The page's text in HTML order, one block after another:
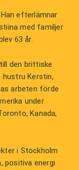
efterlämnar
med familjer
63 år.
den brittiske
hustru Kerstin,
arbeten förde
under
Kanada,
i Stockholm
positiva energi